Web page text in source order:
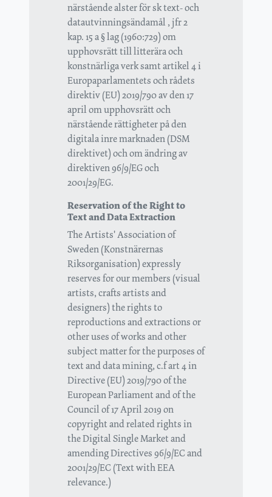
närstående alster för sk text- och
datautvinningsändamål , jfr 2
kap. 15 a § lag (1960:729) om
upphovsrätt till litterära och
konstnärliga verk samt artikel 4 i
Europaparlamentets och rådets
direktiv (EU) 2019/790 av den 17
april om upphovsrätt och
närstående rättigheter på den
digitala inre marknaden (DSM
direktivet) och om ändring av
direktiven 96/9/EG och
2001/29/EG.
Reservation of the Right to
Text and Data Extraction
The Artists' Association of
Sweden (Konstnärernas
Riksorganisation) expressly
reserves for our members (visual
artists, crafts artists and
designers) the rights to
reproductions and extractions or
other uses of works and other
subject matter for the purposes of
text and data mining, c.f art 4 in
Directive (EU) 2019/790 of the
European Parliament and of the
Council of 17 April 2019 on
copyright and related rights in
the Digital Single Market and
amending Directives 96/9/EC and
2001/29/EC (Text with EEA
relevance.)